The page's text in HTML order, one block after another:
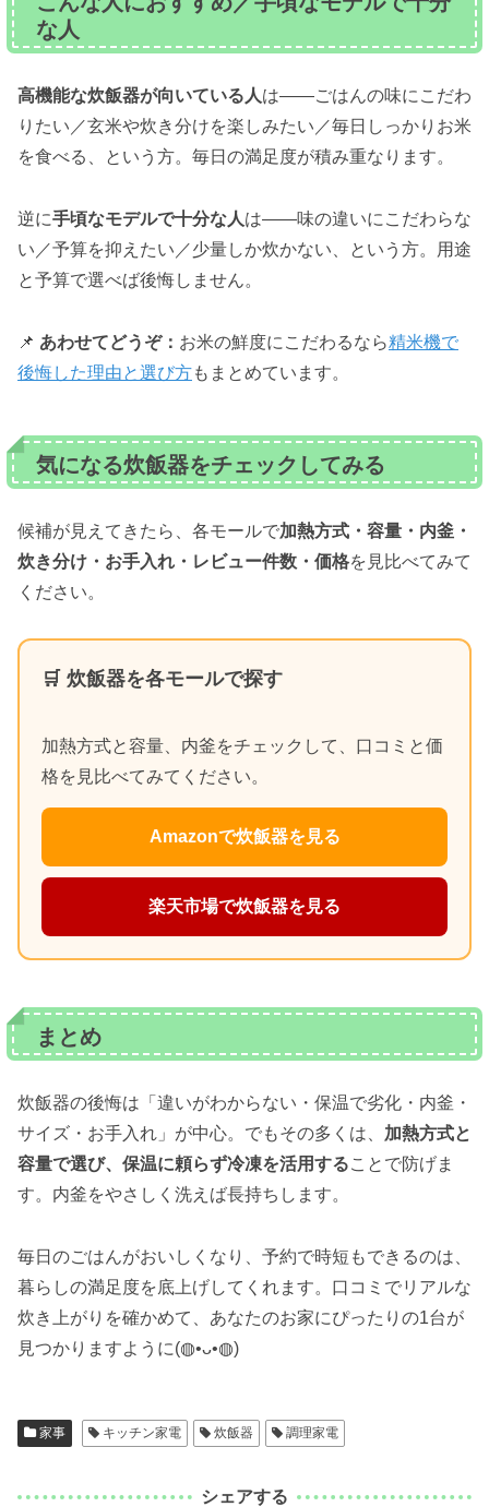
な人
高機能な炊飯器が向いている人は——ごはんの味にこだわ
りたい／玄米や炊き分けを楽しみたい／毎日しっかりお米
を食べる、という方。毎日の満足度が積み重なります。
逆に手頃なモデルで十分な人は——味の違いにこだわらな
い／予算を抑えたい／少量しか炊かない、という方。用途
と予算で選べば後悔しません。
📌 あわせてどうぞ： お米の鮮度にこだわるなら精米機で
後悔した理由と選び方もまとめています。
気になる炊飯器をチェックしてみる
候補が見えてきたら、各モールで加熱方式・容量・内釜・
炊き分け・お手入れ・レビュー件数・価格を見比べてみて
ください。
🛒 炊飯器を各モールで探す
加熱方式と容量、内釜をチェックして、口コミと価
格を見比べてみてください。
Amazonで炊飯器を見る
楽天市場で炊飯器を見る
まとめ
炊飯器の後悔は「違いがわからない・保温で劣化・内釜・
サイズ・お手入れ」が中心。でもその多くは、 加熱方式と
容量で選び、保温に頼らず冷凍を活用することで防げま
す。内釜をやさしく洗えば長持ちします。
毎日のごはんがおいしくなり、予約で時短もできるのは、
暮らしの満足度を底上げしてくれます。口コミでリアルな
炊き上がりを確かめて、あなたのお家にぴったりの1台が
見つかりますように(◍•ᴗ•◍)
家事 キッチン家電 炊飯器 調理家電
シェアする